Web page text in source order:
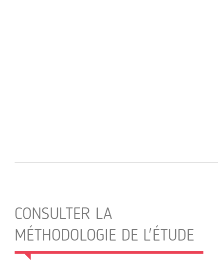
CONSULTER LA
MÉTHODOLOGIE DE L'ÉTUDE